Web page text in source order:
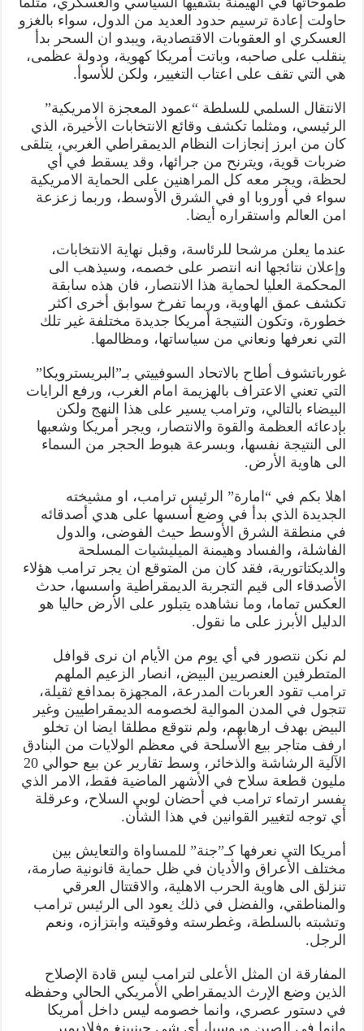
حاولت إعادة ترسيم حدود العديد من الدول، سواء بالغزو
العسكري او العقوبات الاقتصادية، ويبدو ان السحر بدأ
ينقلب على صاحبه، وباتت أمريكا كهوية، ودولة عظمى،
هي التي تقف على اعتاب التغيير، ولكن للأسوأ.
الانتقال السلمي للسلطة “عمود المعجزة الامريكية”
الرئيسي، ومثلما تكشف وقائع الانتخابات الأخيرة، الذي
كان من ابرز إنجازات النظام الديمقراطي الغربي، يتلقى
ضربات قوية، ويترنح من جرائها، وقد يسقط في أي
لحظة، ويجر معه كل المراهنين على الحماية الامريكية
سواء في أوروبا او في الشرق الأوسط، وربما زعزعة
امن العالم واستقراره أيضا.
عندما يعلن مرشحا للرئاسة، وقبل نهاية الانتخابات،
وإعلان نتائجها انه انتصر على خصمه، وسيذهب الى
المحكمة العليا لحماية هذا الانتصار، فان هذه سابقة
تكشف عمق الهاوية، وربما تفرخ سوابق أخرى اكثر
خطورة، وتكون النتيجة أمريكا جديدة مختلفة غير تلك
التي نعرفها ونعاني من سياساتها، ومظالمها.
غورباتشوف أطاح بالاتحاد السوفييتي بـ”البريسترويكا”
التي تعني الاعتراف بالهزيمة امام الغرب، ورفع الرايات
البيضاء بالتالي، وترامب يسير على هذا النهج ولكن
بإدعائه العظمة والقوة والانتصار، ويجر أمريكا وشعبها
الى النتيجة نفسها، وبسرعة هبوط الحجر من السماء
الى هاوية الأرض.
اهلا بكم في “امارة” الرئيس ترامب، او مشيخته
الجديدة الذي بدأ في وضع أسسها على هدي أصدقائه
في منطقة الشرق الأوسط حيث الفوضى، والدول
الفاشلة، والفساد وهيمنة الميليشيات المسلحة
والديكتاتورية، فقد كان من المتوقع ان يجر ترامب هؤلاء
الأصدقاء الى قيم التجربة الديمقراطية واسسها، حدث
العكس تماما، وما نشاهده يتبلور على الأرض حاليا هو
الدليل الأبرز على ما نقول.
لم نكن نتصور في أي يوم من الأيام ان نرى قوافل
المتطرفين العنصريين البيض، انصار الزعيم الملهم
ترامب تقود العربات المدرعة، المجهزة بمدافع ثقيلة،
تتجول في المدن الموالية لخصومه الديمقراطيين وغير
البيض بهدف ارهابهم، ولم نتوقع مطلقا ايضا ان تخلو
ارفف متاجر بيع الأسلحة في معظم الولايات من البنادق
الآلية الرشاشة والذخائر، وسط تقارير عن بيع حوالي 20
مليون قطعة سلاح في الأشهر الماضية فقط، الامر الذي
يفسر ارتماء ترامب في أحضان لوبي السلاح، وعرقلة
أي توجه لتغيير القوانين في هذا الشأن.
أمريكا التي نعرفها كـ”جنة” للمساواة والتعايش بين
مختلف الأعراق والأديان في ظل حماية قانونية صارمة،
تنزلق الى هاوية الحرب الاهلية، والاقتتال العرقي
والمناطقي، والفضل في ذلك يعود الى الرئيس ترامب
وتشبته بالسلطة، وغطرسته وفوقيته وابتزازه، ونعم
الرجل.
المفارقة ان المثل الأعلى لترامب ليس قادة الإصلاح
الذين وضع الإرث الديمقراطي الأمريكي الحالي وحفظه
في دستور عصري، وانما خصومه ليس داخل أمريكا
وانما في الصين وروسيا، أي شي جينبينغ وفلاديمير